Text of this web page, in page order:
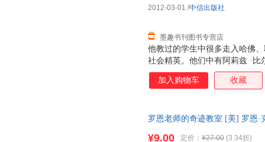
他教过的学生中很多走入哈佛
社会精英。他们中有阿莉兹 ·
被埋没的国际政治人才，威利
他从未想过要成为教师，却在
却奇迹般的催生出孩子们的无
墨趣书刊图书专营店
2012-03-01 /中信出版社
加入购物车 收藏
罗恩老师的奇迹教室 [美] 罗恩
¥9.00 定价： ¥27.00 (3.34折)